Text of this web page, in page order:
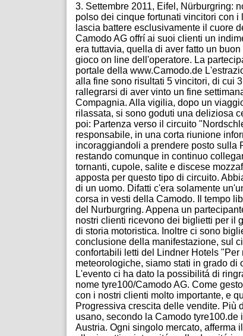
3. Settembre 2011, Eifel, Nürburgring:
polso dei cinque fortunati vincitori con
lascia battere esclusivamente il cuore
Camodo AG offrí ai suoi clienti un
era tuttavia, quella di aver fatto un
gioco on line dell'operatore. La
portale della www.Camodo.de
alla fine sono risultati 5 vincitori, di cui
rallegrarsi di aver vinto un fine
Compagnia. Alla vigilia, dopo un
rilassata, si sono goduti una deliziosa
poi: Partenza verso il circuito
responsabile, in una corta riunione
incoraggiandoli a prendere posto sulla
restando comunque in continuo
tornanti, cupole, salite e discese
apposta per questo tipo di circuito.
di un uomo. Difatti c'era solamente
corsa in vesti della Camodo. Il tempo
del Nurburgring. Appena un
nostri clienti ricevono dei biglietti per il
di storia motoristica. Inoltre ci sono
conclusione della manifestazione, sul
confortabili letti del Lindner Hotels
meteorologiche, siamo stati in grado
L'evento ci ha dato la possibilitá di
nome tyre100/Camodo AG. Come
con i nostri clienti molto importante, e
Progressiva crescita delle vendite. Più
usano, secondo la Camodo
Austria. Ogni singolo mercato, afferma